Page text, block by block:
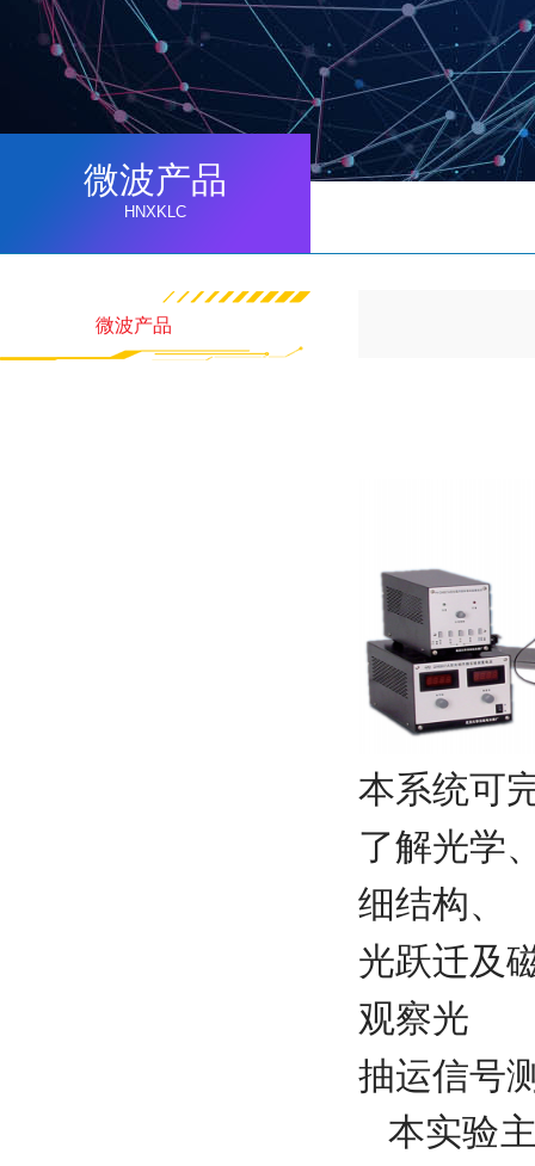
微波产品
HNXKLC
微波产品
本系统可
了解光学
细结构、
光跃迁及
观察光
抽运信号
本实验